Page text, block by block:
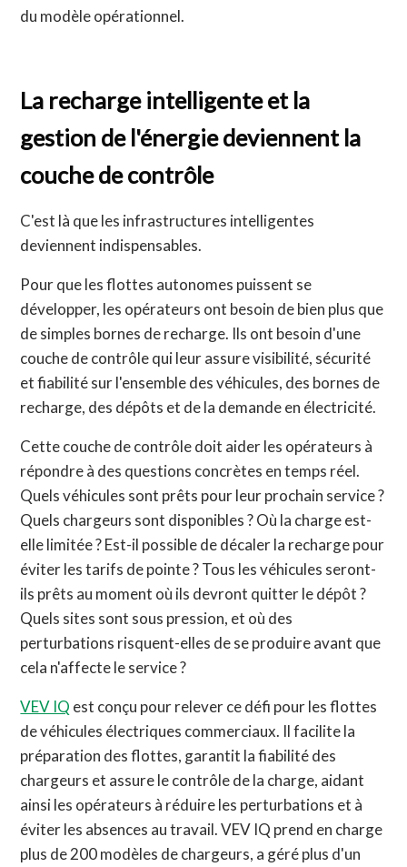
du modèle opérationnel.
La recharge intelligente et la
gestion de l'énergie deviennent la
couche de contrôle
C'est là que les infrastructures intelligentes
deviennent indispensables.
Pour que les flottes autonomes puissent se
développer, les opérateurs ont besoin de bien plus que
de simples bornes de recharge. Ils ont besoin d'une
couche de contrôle qui leur assure visibilité, sécurité
et fiabilité sur l'ensemble des véhicules, des bornes de
recharge, des dépôts et de la demande en électricité.
Cette couche de contrôle doit aider les opérateurs à
répondre à des questions concrètes en temps réel.
Quels véhicules sont prêts pour leur prochain service ?
Quels chargeurs sont disponibles ? Où la charge est-
elle limitée ? Est-il possible de décaler la recharge pour
éviter les tarifs de pointe ? Tous les véhicules seront-
ils prêts au moment où ils devront quitter le dépôt ?
Quels sites sont sous pression, et où des
perturbations risquent-elles de se produire avant que
cela n'affecte le service ?
VEV IQ est conçu pour relever ce défi pour les flottes
de véhicules électriques commerciaux. Il facilite la
préparation des flottes, garantit la fiabilité des
chargeurs et assure le contrôle de la charge, aidant
ainsi les opérateurs à réduire les perturbations et à
éviter les absences au travail. VEV IQ prend en charge
plus de 200 modèles de chargeurs, a géré plus d'un